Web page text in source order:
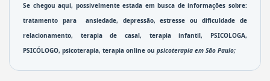
Se chegou aqui, possivelmente estada em busca de informações sobre:
tratamento para ansiedade, depressão, estresse ou dificuldade de
relacionamento, terapia de casal, terapia infantil, PSICOLOGA,
PSICÓLOGO, psicoterapia, terapia online ou psicoterapia em São Paulo;